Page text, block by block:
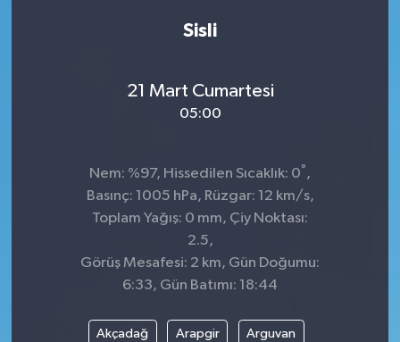
Sisli
21 Mart Cumartesi
05:00
Nem: %97, Hissedilen Sıcaklık: 0°,
Basınç: 1005 hPa, Rüzgar: 12 km/s,
Toplam Yağış: 0 mm, Çiy Noktası:
2.5,
Görüş Mesafesi: 2 km, Gün Doğumu:
6:33, Gün Batımı: 18:44
Akçadağ Arapgir Arguvan